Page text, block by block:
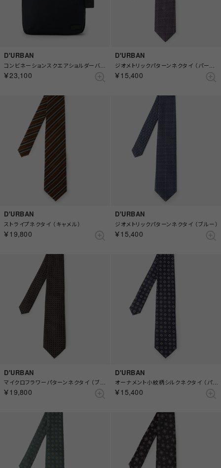
D'URBAN
￥23,100
D'URBAN
￥15,400
D'URBAN
ストライプネクタイ （キャメル）
￥19,800
D'URBAN
ジオメトリックパターンネクタイ （ブルー）
￥15,400
D'URBAN
マイクロフラワーパターンネクタイ （ブラウン）
￥19,800
D'URBAN
オーナメント小紋柄シルクネクタイ （パープル）
￥15,400